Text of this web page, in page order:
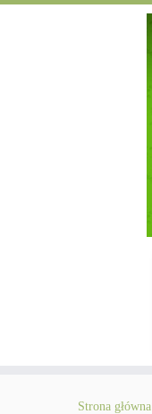
Strona główna